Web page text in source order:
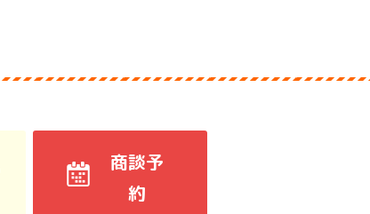
商談予
約